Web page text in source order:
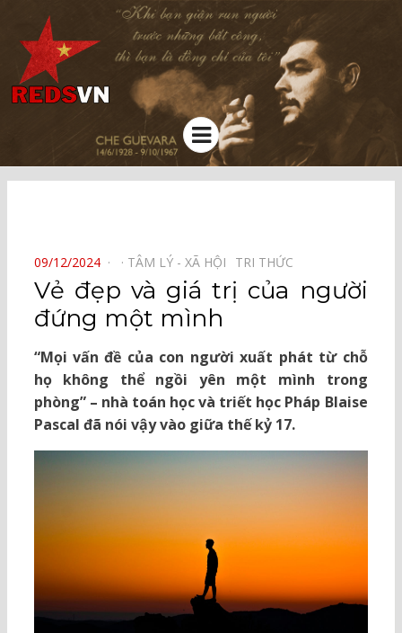
Kênh chia sẻ tri thức cộng đồng
Menu
POSTED
ON
09/12/2024 TÂM LÝ - XÃ HỘI⠀ TRI THỨC⠀
Vẻ đẹp và giá trị của người
đứng một mình
“Mọi vấn đề của con người xuất phát từ chỗ
họ không thể ngồi yên một mình trong
phòng” – nhà toán học và triết học Pháp Blaise
Pascal đã nói vậy vào giữa thế kỷ 17.